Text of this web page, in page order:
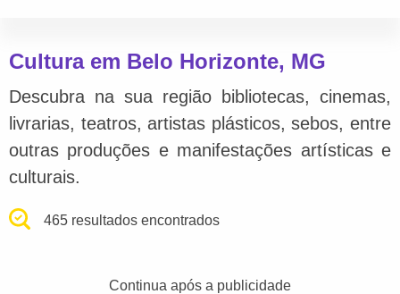
Cultura em Belo Horizonte, MG
Descubra na sua região bibliotecas, cinemas,
livrarias, teatros, artistas plásticos, sebos, entre
outras produções e manifestações artísticas e
culturais.
465 resultados encontrados
Continua após a publicidade